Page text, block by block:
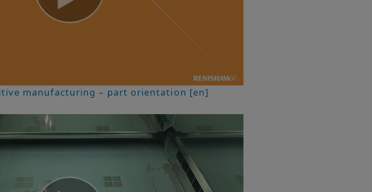
manufacturing – part orientation [en]